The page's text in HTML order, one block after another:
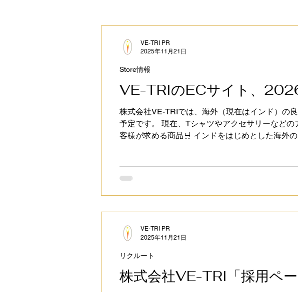
VE-TRIのECサイト、
株式会社VE-TRIでは、海外（現在はインド）の
予定です。 現在、Tシャツやアクセサリーなど
客様が求める商品🛒 インドをはじめとした海外
Store情報
VE-TRI PR
2025年11月21日
株式会社VE-TRI「採用ペー
リクルート
VE-TRI PR
2025年11月21日